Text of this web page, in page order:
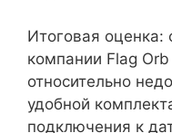
Итоговая оценка:
компании Flag
относительно
удобной
подключения к